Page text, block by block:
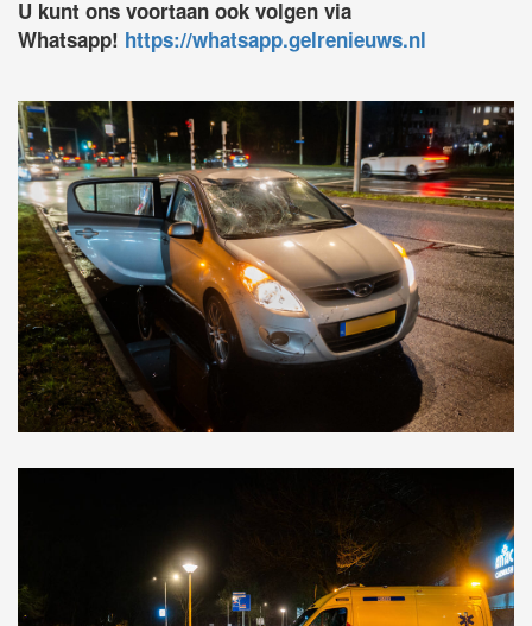
U kunt ons voortaan ook volgen via
Whatsapp! https://whatsapp.gelrenieuws.nl